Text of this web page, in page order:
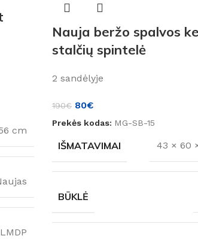
cm
LMDP
Nauja beržo spalvos
stalčių spintelė
2 sandėlyje
190€ 80€
Prekės kodas: MG-SB-15
IŠMATAVIMAI 43 × 60
BŪKLĖ